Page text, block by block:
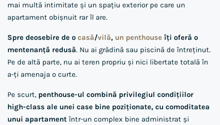
mai multă intimitate și un spațiu exterior pe care un
apartament obișnuit rar îl are.
Spre deosebire de o casă/vilă, un penthouse îți oferă o
mentenanță redusă. Nu ai grădină sau piscină de întreținut.
Pe de altă parte, nu ai teren propriu și nici libertate totală în
a-ți amenaja o curte.
Pe scurt, penthouse-ul combină privilegiul condițiilor
high-class ale unei case bine poziționate, cu comoditatea
unui apartament într-un complex bine administrat și